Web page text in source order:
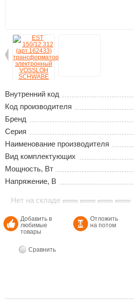
Внутренний код
Код производителя
Бренд
Серия
Наименование производителя
Вид комплектующих
Мощность, Вт
Напряжение, В
Нет на складе
Добавить в
любимые
товары
Отложить
на потом
Сравнить